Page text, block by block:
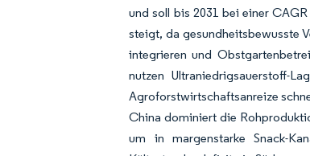
und soll bis 2031 bei einer
steigt, da gesundheitsbewusste
integrieren und
nutzen Ultraniedrigsauerstoff-
Agroforstwirtschaftsanreize
China dominiert die
um in margenstarke Snack-